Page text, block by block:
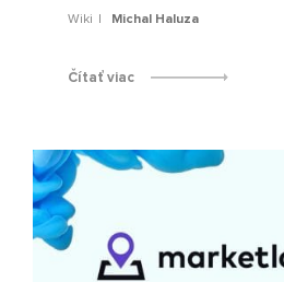
Wiki Michal Haluza
Čítať viac